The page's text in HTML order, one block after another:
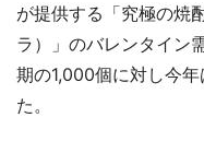
が提供する「究極の焼
ラ）」のバレンタイン
期の1,000個に対し今
た。